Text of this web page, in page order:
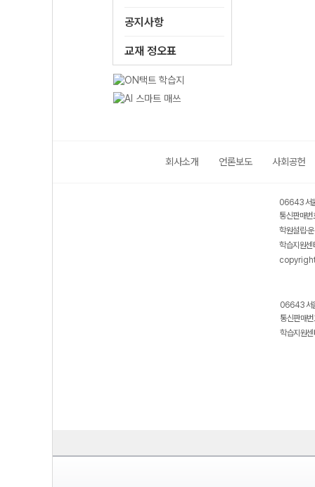
공지사항
교재 정오표
회사소개 언론보도 사회공헌
06643 서
통신판매
학원설립·
학습지원
06643 서
통신판매
학습지원